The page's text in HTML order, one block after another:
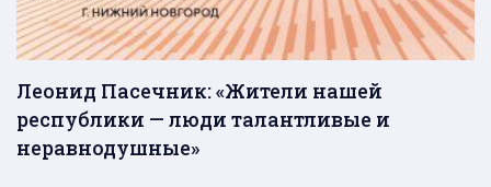
Леонид Пасечник: «Жители нашей
республики — люди талантливые и
неравнодушные»